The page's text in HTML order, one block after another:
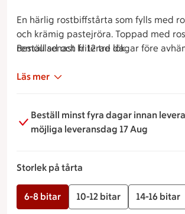
En härlig rostbiffstårta som fylls med
och krämig pastejröra. Toppad med
remoulad och friterad lök.
Beställ senast kl 12 tre dagar före
Läs mer
Beställ minst fyra dagar innan
möjliga leveransdag 17 Aug
Storlek på tårta
6-8 bitar 10-12 bitar 14-16 bitar